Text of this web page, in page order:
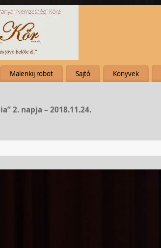
Malenkij robot Sajtó Könyvek
2. napja – 2018.11.24.